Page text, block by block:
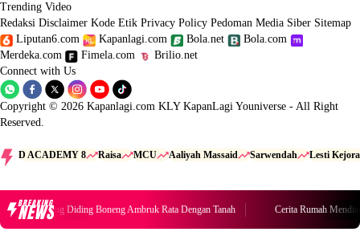
Trending Video
Redaksi Disclaimer Kode Etik Privacy Policy Pedoman Media Siber Sitemap
Liputan6.com
Kapanlagi.com Bola.net
Bola.com
Merdeka.com
Fimela.com
Brilio.net
Connect with Us
Copyright © 2026 Kapanlagi.com KLY KapanLagi Youniverse - All Right
Reserved.
D ACADEMY 8 Raisa MCU Aaliyah Massaid Sarwendah Lesti Kejora
BREAKING
NEWS
Mendiang Diding Boneng Ambruk Rata Dengan Tanah Cerita Rumah